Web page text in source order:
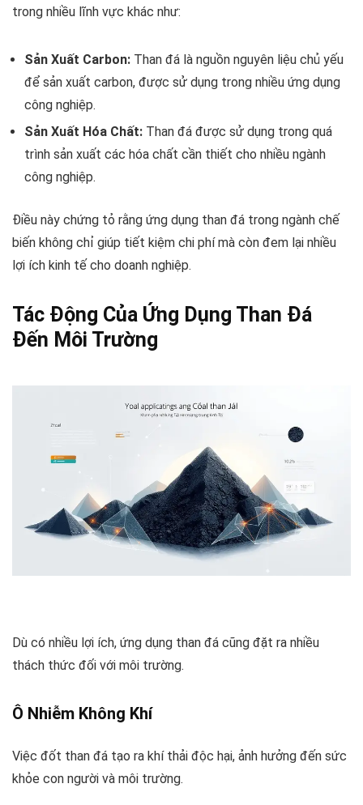
trong nhiều lĩnh vực khác như:
Sản Xuất Carbon: Than đá là nguồn nguyên liệu chủ yếu
để sản xuất carbon, được sử dụng trong nhiều ứng dụng
công nghiệp.
Sản Xuất Hóa Chất: Than đá được sử dụng trong quá
trình sản xuất các hóa chất cần thiết cho nhiều ngành
công nghiệp.
Điều này chứng tỏ rằng ứng dụng than đá trong ngành chế
biến không chỉ giúp tiết kiệm chi phí mà còn đem lại nhiều
lợi ích kinh tế cho doanh nghiệp.
Tác Động Của Ứng Dụng Than Đá
Đến Môi Trường
Dù có nhiều lợi ích, ứng dụng than đá cũng đặt ra nhiều
thách thức đối với môi trường.
Ô Nhiễm Không Khí
Việc đốt than đá tạo ra khí thải độc hại, ảnh hưởng đến sức
khỏe con người và môi trường.